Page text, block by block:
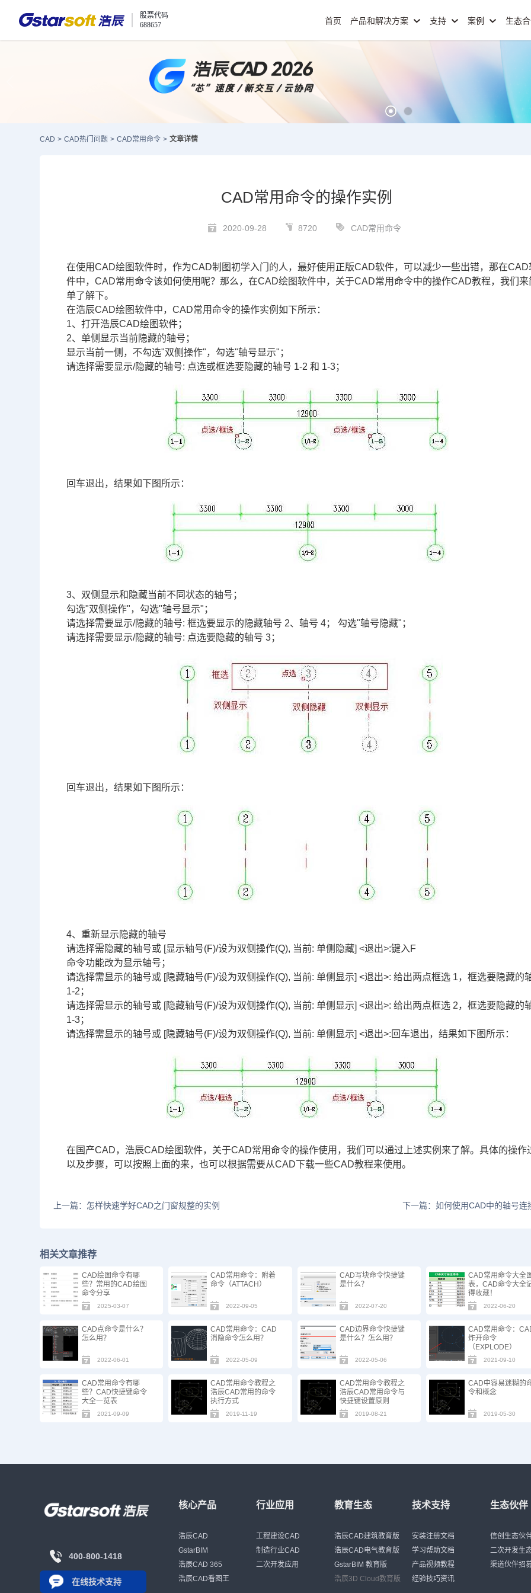
股票代码
688657
首页 产品和解决方案 支持 案例 生态
CAD > CAD热门问题 > CAD常用命令 > 文章详情
CAD常用命令的操作实例
2020-09-28 8720 CAD常用命令
在使用CAD绘图软件时，作为CAD制图初学入门的人，最好使用正版CAD软件，可以减少一些出错，那在CAD
件中，CAD常用命令该如何使用呢？那么，在CAD绘图软件中，关于CAD常用命令中的操作CAD教程，我们来
单了解下。
在浩辰CAD绘图软件中，CAD常用命令的操作实例如下所示：
1、打开浩辰CAD绘图软件；
2、单侧显示当前隐藏的轴号；
显示当前一侧，不勾选"双侧操作"，勾选"轴号显示"；
请选择需要显示/隐藏的轴号: 点选或框选要隐藏的轴号 1-2 和 1-3；
回车退出，结果如下图所示：
3、双侧显示和隐藏当前不同状态的轴号；
勾选"双侧操作"，勾选"轴号显示"；
请选择需要显示/隐藏的轴号: 框选要显示的隐藏轴号 2、轴号 4； 勾选"轴号隐藏"；
请选择需要显示/隐藏的轴号: 点选要隐藏的轴号 3；
回车退出，结果如下图所示：
4、重新显示隐藏的轴号
请选择需隐藏的轴号或 [显示轴号(F)/设为双侧操作(Q), 当前: 单侧隐藏] <退出>:键入F
命令功能改为显示轴号；
请选择需显示的轴号或 [隐藏轴号(F)/设为双侧操作(Q), 当前: 单侧显示] <退出>: 给出两点框选 1，框选要隐藏的
1-2；
请选择需显示的轴号或 [隐藏轴号(F)/设为双侧操作(Q), 当前: 单侧显示] <退出>: 给出两点框选 2，框选要隐藏的
1-3；
请选择需显示的轴号或 [隐藏轴号(F)/设为双侧操作(Q), 当前: 单侧显示] <退出>:回车退出，结果如下图所示：
在 国产CAD，浩辰CAD绘图软件，关于CAD常用命令的操作使用，我们可以通过上述实例来了解。具体的操作
以及步骤，可以按照上面的来，也可以根据需要从CAD下载一些CAD教程来使用。
上一篇：怎样快速学好CAD之门窗规整的实例 下一篇：如何使用CAD中的轴号连
相关文章推荐
CAD绘图命令有哪
些？常用的CAD绘图
命令分享
2025-03-07
CAD常用命令：附着
命令（ATTACH）
2022-09-05
CAD写块命令快捷键
是什么？
2022-07-20
CAD常用命令大全
表，CAD命令大全
得收藏！
2022-06-20
CAD点命令是什么？
怎么用？
2022-06-01
CAD常用命令：CAD
消隐命令怎么用？
2022-05-09
CAD边界命令快捷键
是什么？怎么用？
2022-05-06
CAD常用命令：
炸开命令
（EXPLODE）
2021-09-10
CAD常用命令有哪
些？CAD快捷键命令
大全一览表
2021-09-09
CAD常用命令教程之
浩辰CAD常用的命令
执行方式
2019-11-19
CAD常用命令教程之
浩辰CAD常用命令与
快捷键设置原则
2019-08-21
CAD中容易迷糊的
令和概念
2019-05-30
400-800-1418
在线技术支持
核心产品
浩辰CAD
GstarBIM
浩辰CAD 365
浩辰CAD看图王
行业应用
工程建设CAD
制造行业CAD
二次开发应用
教育生态
浩辰CAD建筑教育版
浩辰CAD电气教育版
GstarBIM 教育版
浩辰3D Cloud教育版
技术支持
安装注册文档
学习帮助文档
产品视频教程
经验技巧资讯
生态伙伴
信创生态伙
二次开发生
渠道伙伴招